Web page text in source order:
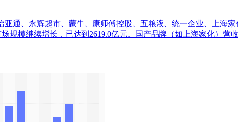
通、永辉超市、蒙牛、康师傅控股、五粮液、统一企业、上海
规模继续增长，已达到2619.0亿元。国产品牌（如上海家化）营